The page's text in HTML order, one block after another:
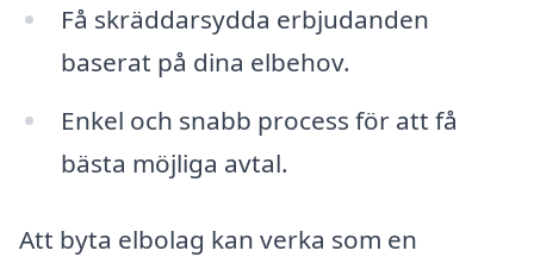
Få skräddarsydda erbjudanden
baserat på dina elbehov.
Enkel och snabb process för att få
bästa möjliga avtal.
Att byta elbolag kan verka som en